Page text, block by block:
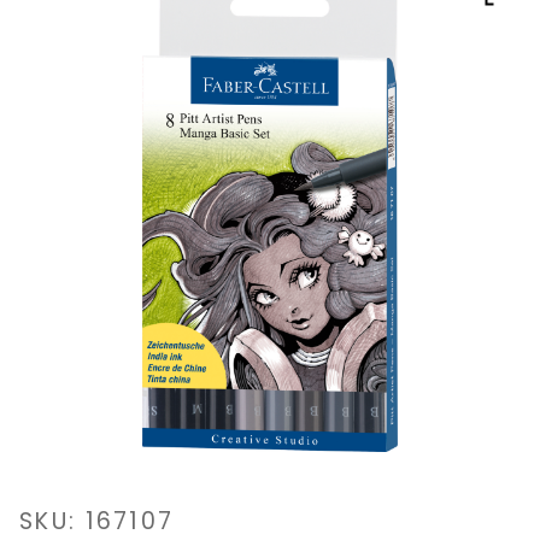
SKU: 167107